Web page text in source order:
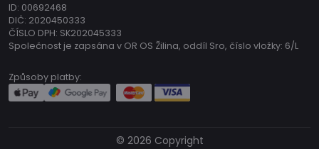
ID: 00692468
DIČ: 2020450333
ČÍSLO DPH: SK202045333
Společnost je zapsána v OR OS Žilina, oddíl Sro, číslo vložky: 6/L
Způsoby platby:
© 2026 Copyright